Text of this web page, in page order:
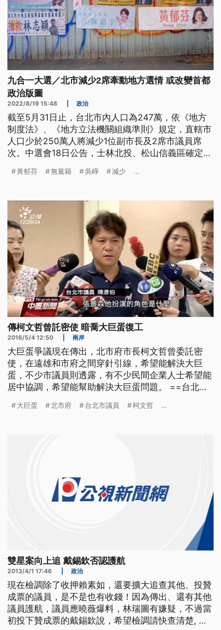
九合一大選／北市減少2席牽動地方選情 或改變首都
政治版圖
2022/8/19 15:48 政治
截至5月31日止，台北市內人口為247萬，依《地方
制度法》、《地方立法機關組織準則》規定，直轄市
人口少於250萬人將減少1位副市長及2席市議員席
次。中選會18日公告，士林北投、松山信義區確定成
再接再厲？差500票落榜的吳崢少了政黨奧援，如何
黃郁芬 無黨籍 吳崢 減少 ...
傳柯文哲曾託密使 暗喬大巨蛋復工
2016/5/4 12:50 兩岸
大巨蛋爭議現在傳出，北市府市長柯文哲曾委託密
使，在遠雄和市府之間穿針引線，希望能解決大巨
蛋，不少市議員則透露，有不少民間企業人士希望能
居中協調，希望能幫助解決大巨蛋問題。 ==台北市
密使團嗎) 大巨蛋爭議未解，傳出台北市長柯文哲曾
大巨蛋 北市府 台北市議員 柯文哲 ...
雙星案向上追 戴錫欽否認護航
2013/4/1 17:46 政治
現在檢調除了收押賴素如，還要擴大追查其他、投贊
成票的議員，是不是也有收錢！因為傳出、還有其他
議員護航，議員應曉薇爆料，林瑞圖有嫌疑，不過當
初投下贊成票的戴錫欽說，希望檢調請快查清楚, 還